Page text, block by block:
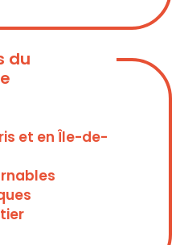
du
et en Île-de-